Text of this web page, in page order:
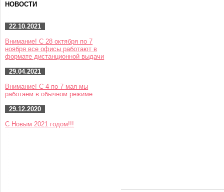
НОВОСТИ
22.10.2021
Внимание! С 28 октября по 7
ноября все офисы работают в
формате дистанционной выдачи
29.04.2021
Внимание! С 4 по 7 мая мы
работаем в обычном режиме
29.12.2020
С Новым 2021 годом!!!